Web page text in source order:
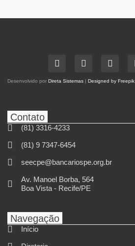
Desenvolvido por Direta Sistemas | Designed by Freepik
Contato
(81) 3316-4233
(81) 9 7347-6454
seecpe@bancariospe.org.br
Av. Manoel Borba, 564
Boa Vista - Recife/PE
Navegação
Início